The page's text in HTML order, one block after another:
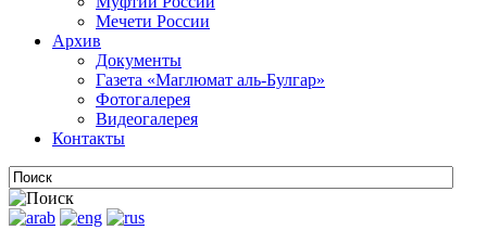
Мечети России
Архив
Документы
Газета «Маглюмат аль-Булгар»
Фотогалерея
Видеогалерея
Контакты